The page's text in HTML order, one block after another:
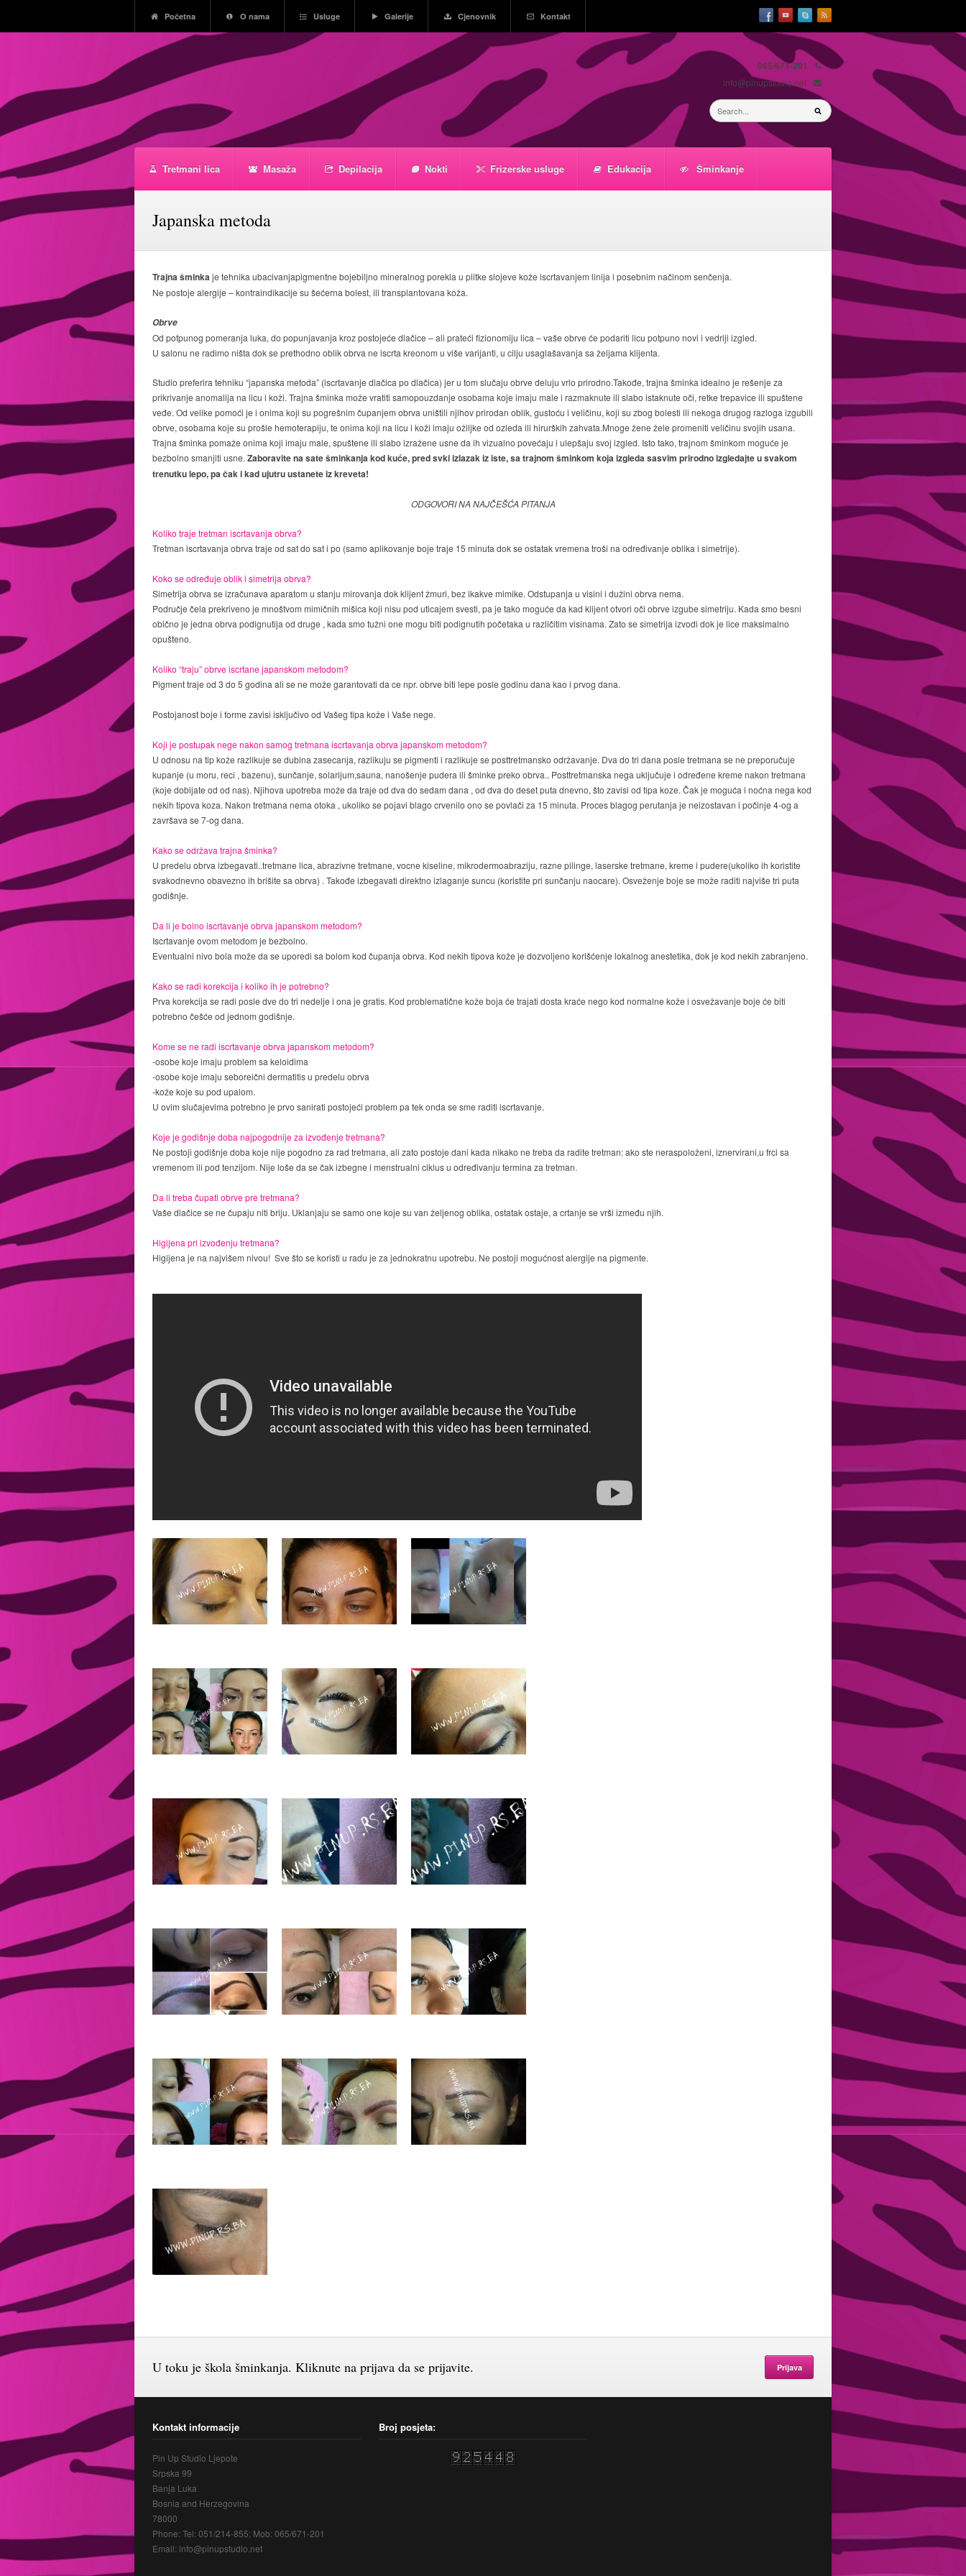
Početna O nama Usluge Galerije Cjenovnik Kontakt
065/671-201
info@pinupstudio.net
Tretmani lica Masaža Depilacija Nokti Frizerske usluge Edukacija Šminkanje
Japanska metoda
Trajna šminkaje tehnika ubacivanjapigmentne bojebiljno mineralnog porekla u plitke slojeve kože iscrtavanjem linija i posebnim načinom senčenja.
Ne postoje alergije – kontraindikacije su šećerna bolest, ili transplantovana koža.
Obrve
Od potpunog pomeranja luka, do popunjavanja kroz postojeće dlačice – ali prateći fizionomiju lica – vaše obrve će podariti licu potpuno novi i vedriji izgled.
U salonu ne radimo ništa dok se prethodno oblik obrva ne iscrta kreonom u više varijanti, u cilju usaglašavanja sa željama klijenta.
Studio preferira tehniku “japanska metoda” (iscrtavanje dlačica po dlačica) jer u tom slučaju obrve deluju vrlo prirodno.Takođe, trajna šminka idealno je rešenje za
prikrivanje anomalija na licu i koži. Trajna šminka može vratiti samopouzdanje osobama koje imaju male i razmaknute ili slabo istaknute oči, retke trepavice ili spuštene
veđe. Od velike pomoći je i onima koji su pogrešnim čupanjem obrva uništili njihov prirodan oblik, gustoću i veličinu, koji su zbog bolesti ili nekoga drugog razloga izgubili
obrve, osobama koje su prošle hemoterapiju, te onima koji na licu i koži imaju ožiljke od ozleda ili hirurških zahvata.Mnoge žene žele promeniti veličinu svojih usana.
Trajna šminka pomaže onima koji imaju male, spuštene ili slabo izražene usne da ih vizualno povećaju i ulepšaju svoj izgled. Isto tako, trajnom šminkom moguće je
bezbolno smanjiti usne. Zaboravite na sate šminkanja kod kuće, pred svki izlazak iz iste, sa trajnom šminkom koja izgleda sasvim prirodno izgledajte u svakom
trenutku lepo, pa čak i kad ujutru ustanete iz kreveta!
ODGOVORI NA NAJČEŠĆA PITANJA
Koliko traje tretman iscrtavanja obrva?
Tretman iscrtavanja obrva traje od sat do sat i po (samo aplikovanje boje traje 15 minuta dok se ostatak vremena troši na određivanje oblika i simetrije).
Koko se određuje oblik i simetrija obrva?
Simetrija obrva se izračunava aparatom u stanju mirovanja dok klijent žmuri, bez ikakve mimike. Odstupanja u visini i dužini obrva nema.
Područje čela prekriveno je mnoštvom mimičnih mišica koji nisu pod uticajem svesti, pa je tako moguće da kad klijent otvori oči obrve izgube simetriju. Kada smo besni
obično je jedna obrva podignutija od druge , kada smo tužni one mogu biti podignutih početaka u različitim visinama. Zato se simetrija izvodi dok je lice maksimalno
opušteno.
Koliko “traju” obrve iscrtane japanskom metodom?
Pigment traje od 3 do 5 godina ali se ne može garantovati da ce npr. obrve biti lepe posle godinu dana kao i prvog dana.
Postojanost boje i forme zavisi isključivo od Vašeg tipa kože i Vaše nege.
Koji je postupak nege nakon samog tretmana iscrtavanja obrva japanskom metodom?
U odnosu na tip kože razlikuje se dubina zasecanja, razlikuju se pigmenti i razlikuje se posttretmansko održavanje. Dva do tri dana posle tretmana se ne preporučuje
kupanje (u moru, reci , bazenu), sunčanje, solarijum,sauna, nanošenje pudera ili šminke preko obrva.. Posttretmanska nega uključuje i određene kreme nakon tretmana
(koje dobijate od od nas). Njihova upotreba može da traje od dva do sedam dana , od dva do deset puta dnevno, što zavisi od tipa koze. Čak je moguća i noćna nega kod
nekih tipova koza. Nakon tretmana nema otoka , ukoliko se pojavi blago crvenilo ono se povlači za 15 minuta. Proces blagog perutanja je neizostavan i počinje 4-og a
završava se 7-og dana.
Kako se održava trajna šminka?
U predelu obrva izbegavati..tretmane lica, abrazivne tretmane, vocne kiseline, mikrodermoabraziju, razne pilinge, laserske tretmane, kreme i pudere(ukoliko ih koristite
svakodnevno obavezno ih brišite sa obrva) . Takođe izbegavati direktno izlaganje suncu (koristite pri sunčanju naocare). Osveženje boje se može raditi najviše tri puta
godišnje.
Da li je bolno iscrtavanje obrva japanskom metodom?
Iscrtavanje ovom metodom je bezbolno.
Eventualni nivo bola može da se uporedi sa bolom kod čupanja obrva. Kod nekih tipova kože je dozvoljeno korišćenje lokalnog anestetika, dok je kod nekih zabranjeno.
Kako se radi korekcija i koliko ih je potrebno?
Prva korekcija se radi posle dve do tri nedelje i ona je gratis. Kod problematične kože boja će trajati dosta kraće nego kod normalne kože i osvežavanje boje će biti
potrebno češće od jednom godišnje.
Kome se ne radi iscrtavanje obrva japanskom metodom?
-osobe koje imaju problem sa keloidima
-osobe koje imaju seboreični dermatitis u predelu obrva
-kože koje su pod upalom.
U ovim slučajevima potrebno je prvo sanirati postojeći problem pa tek onda se sme raditi iscrtavanje.
Koje je godišnje doba najpogodnije za izvođenje tretmana?
Ne postoji godišnje doba koje nije pogodno za rad tretmana, ali zato postoje dani kada nikako ne treba da radite tretman: ako ste neraspoloženi, iznervirani,u frci sa
vremenom ili pod tenzijom. Nije loše da se čak izbegne i menstrualni ciklus u određivanju termina za tretman.
Da li treba čupati obrve pre tretmana?
Vaše dlačice se ne čupaju niti briju. Uklanjaju se samo one koje su van željenog oblika, ostatak ostaje, a crtanje se vrši između njih.
Higijena pri izvođenju tretmana?
Higijena je na najvišem nivou! Sve što se koristi u radu je za jednokratnu upotrebu. Ne postoji mogućnost alergije na pigmente.
U toku je škola šminkanja. Kliknute na prijava da se prijavite. Prijava
Kontakt informacije
Pin Up Studio Ljepote
Srpska 99
Banja Luka
Bosnia and Herzegovina
78000
Phone: Tel: 051/214-855; Mob: 065/671-201
Email: info@pinupstudio.net
Broj posjeta: